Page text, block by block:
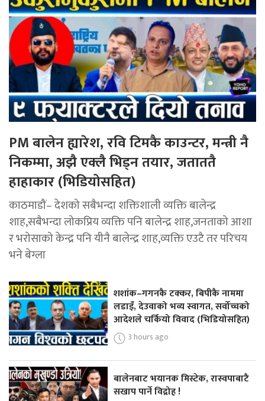
PM बालेन ह्यारेश, रवि टिमकै काउन्टर, मन्त्री नै
निकम्मा, अझै एक्लै भिड्न तयार, जताततै
हाहाकार (भिडियोसहित)
काठमाडौं– देशको सबैभन्दा शक्तिशाली व्यक्ति बालेन्द्र
शाह,सबैभन्दा लोकप्रिय व्यक्ति पनि बालेन्द्र शाह,जनताको आशा
र भरोसाको केन्द्र पनि यीनै बालेन्द्र शाह,व्यक्ति एउटै तर परिचय
भने बेग्ला
शशांक–गगनकै टक्कर, बिपीकै नाममा
लडाइँ, देउवाको भव्य स्वागत, सर्वोच्चको
आदेशले चर्कियो विवाद (भिडियोसहित)
3 hours ago
बालेनबाट भयानक मिस्टेक, रास्वपाबाटै
सखाप पार्ने विद्रोह !